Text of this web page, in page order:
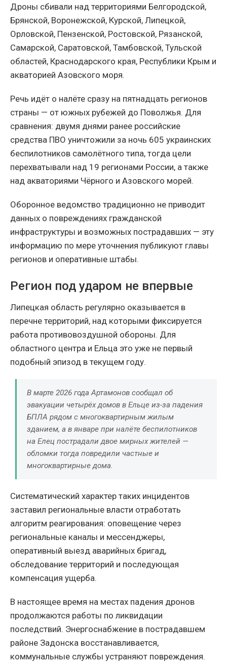
Дроны сбивали над территориями Белгородской,
Брянской, Воронежской, Курской, Липецкой,
Орловской, Пензенской, Ростовской, Рязанской,
Самарской, Саратовской, Тамбовской, Тульской
областей, Краснодарского края, Республики Крым и
акваторией Азовского моря.
Речь идёт о налёте сразу на пятнадцать регионов
страны — от южных рубежей до Поволжья. Для
сравнения: двумя днями ранее российские
средства ПВО уничтожили за ночь 605 украинских
беспилотников самолётного типа, тогда цели
перехватывали над 19 регионами России, а также
над акваториями Чёрного и Азовского морей.
Оборонное ведомство традиционно не приводит
данных о повреждениях гражданской
инфраструктуры и возможных пострадавших — эту
информацию по мере уточнения публикуют главы
регионов и оперативные штабы.
Регион под ударом не впервые
Липецкая область регулярно оказывается в
перечне территорий, над которыми фиксируется
работа противовоздушной обороны. Для
областного центра и Ельца это уже не первый
подобный эпизод в текущем году.
В марте 2026 года Артамонов сообщал об
эвакуации четырёх домов в Ельце из-за падения
БПЛА рядом с многоквартирным жилым
зданием, а в январе при налёте беспилотников
на Елец пострадали двое мирных жителей —
обломки тогда повредили частные и
многоквартирные дома.
Систематический характер таких инцидентов
заставил региональные власти отработать
алгоритм реагирования: оповещение через
региональные каналы и мессенджеры,
оперативный выезд аварийных бригад,
обследование территорий и последующая
компенсация ущерба.
В настоящее время на местах падения дронов
продолжаются работы по ликвидации
последствий. Энергоснабжение в пострадавшем
районе Задонска восстанавливается,
коммунальные службы устраняют повреждения.